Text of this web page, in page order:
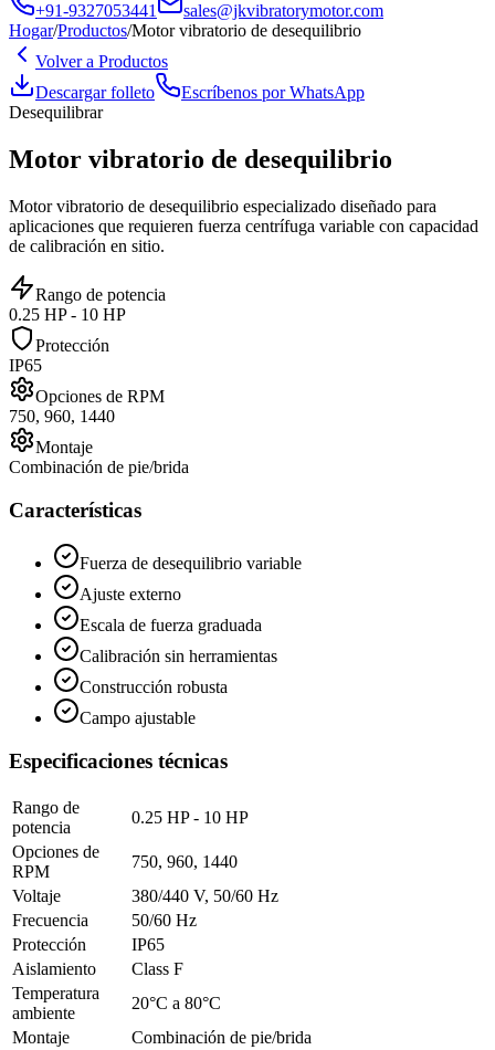
+91-9327053441
sales@jkvibratorymotor.com
Hogar/Productos/Motor vibratorio de desequilibrio
Volver a Productos
Descargar folleto
Escríbenos por WhatsApp
Desequilibrar
Motor vibratorio de desequilibrio
Motor vibratorio de desequilibrio especializado diseñado para
aplicaciones que requieren fuerza centrífuga variable con capacidad
de calibración en sitio.
Rango de potencia
0.25 HP - 10 HP
Protección
IP65
Opciones de RPM
750, 960, 1440
Montaje
Combinación de pie/brida
Características
Fuerza de desequilibrio variable
Ajuste externo
Escala de fuerza graduada
Calibración sin herramientas
Construcción robusta
Campo ajustable
Especificaciones técnicas
Rango de
potencia
0.25 HP - 10 HP
Opciones de
RPM
750, 960, 1440
Voltaje
380/440 V, 50/60 Hz
Frecuencia
50/60 Hz
Protección
IP65
Aislamiento
Class F
Temperatura
ambiente
20°C a 80°C
Montaje
Combinación de pie/brida